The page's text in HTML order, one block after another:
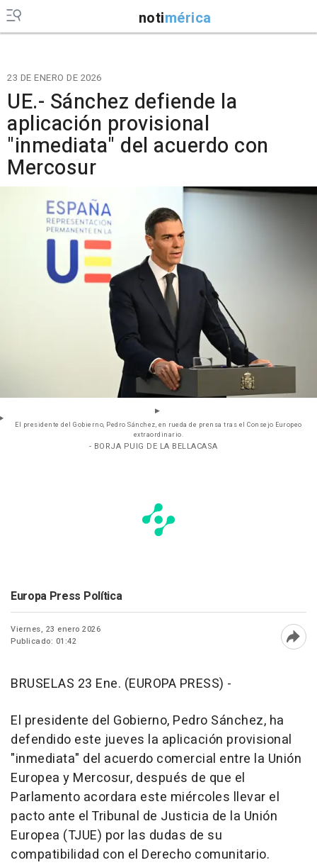
notimérica
23 DE ENERO DE 2026
UE.- Sánchez defiende la
aplicación provisional
"inmediata" del acuerdo con
Mercosur
El presidente del Gobierno, Pedro Sánchez, en rueda de prensa tras el Consejo Europeo
extraordinario.
- BORJA PUIG DE LA BELLACASA
Europa Press Política
Viernes, 23 enero 2026
Publicado: 01:42
BRUSELAS 23 Ene. (EUROPA PRESS) -
El presidente del Gobierno, Pedro Sánchez, ha
defendido este jueves la aplicación provisional
"inmediata" del acuerdo comercial entre la Unión
Europea y Mercosur, después de que el
Parlamento acordara este miércoles llevar el
pacto ante el Tribunal de Justicia de la Unión
Europea (TJUE) por las dudas de su
compatibilidad con el Derecho comunitario.